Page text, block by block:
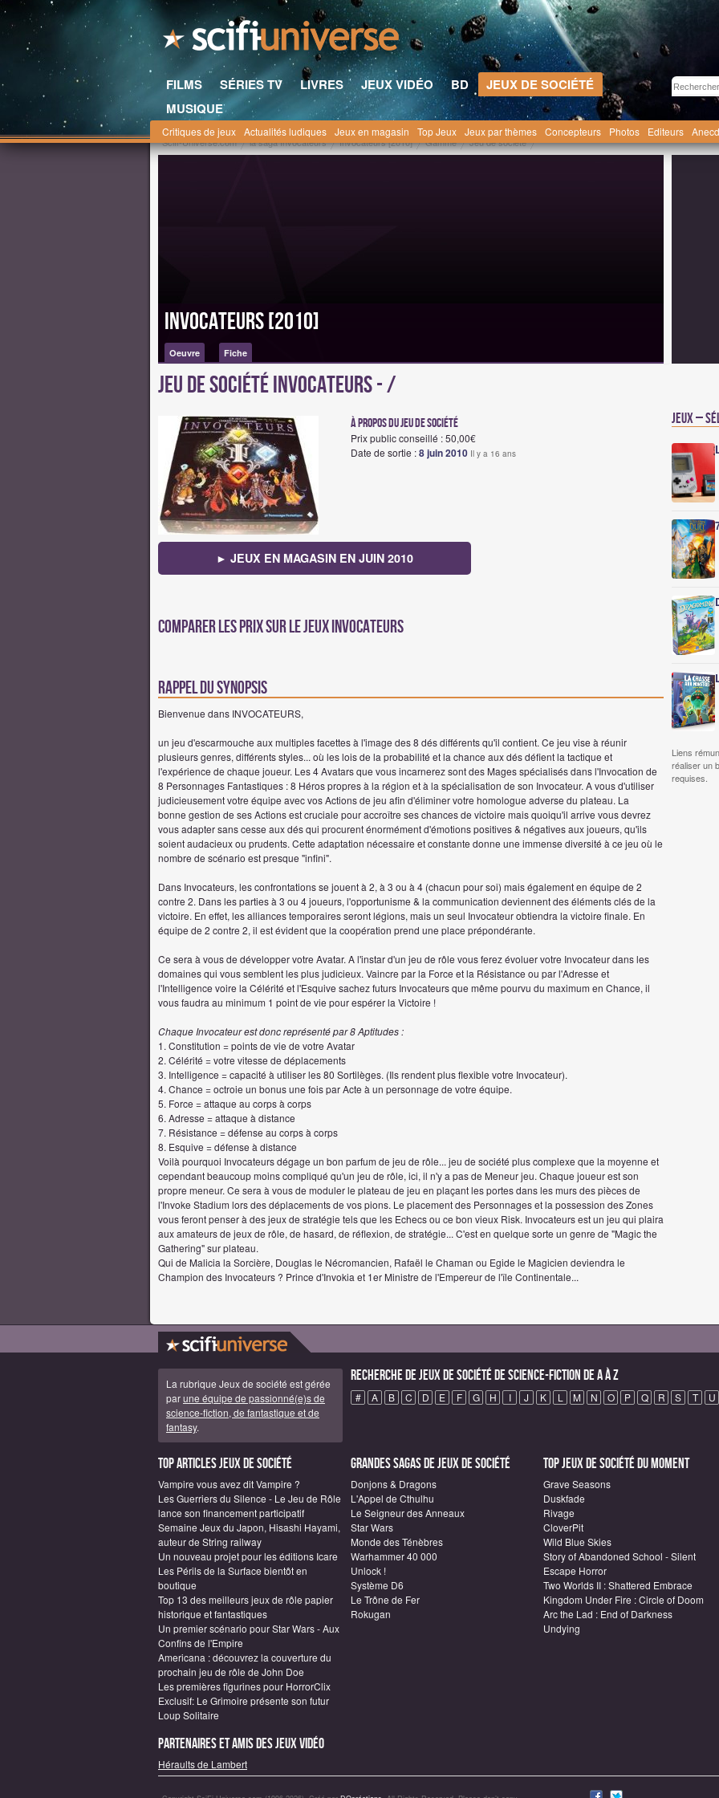
FILMS SÉRIES TV LIVRES JEUX VIDÉO BD
JEUX DE SOCIÉTÉ
MUSIQUE
Critiques de jeux Actualités ludiques Jeux en magasin Top Jeux Jeux par thèmes Concepteurs Photos Editeurs
Scifi-Universe.com la saga Invocateurs Invocateurs [2010] Gamme Jeu de société
Invocateurs [2010]
Oeuvre Fiche
Jeu de société Invocateurs - /
à propos du jeu de société
Prix public conseillé : 50,00€
Date de sortie :8 juin 2010 Il y a 16 ans
► JEUX EN MAGASIN EN JUIN 2010
Comparer les prix sur Le jeux Invocateurs
Rappel du synopsis
Bienvenue dans INVOCATEURS,
un jeu d'escarmouche aux multiples facettes à l'image des 8 dés différents qu'il contient. Ce jeu vise à réunir
plusieurs genres, différents styles... où les lois de la probabilité et la chance aux dés défient la tactique et
l'expérience de chaque joueur. Les 4 Avatars que vous incarnerez sont des Mages spécialisés dans l'Invocation de
8 Personnages Fantastiques : 8 Héros propres à la région et à la spécialisation de son Invocateur. A vous d'utiliser
judicieusement votre équipe avec vos Actions de jeu afin d'éliminer votre homologue adverse du plateau. La
bonne gestion de ses Actions est cruciale pour accroître ses chances de victoire mais quoiqu'il arrive vous devrez
vous adapter sans cesse aux dés qui procurent énormément d'émotions positives & négatives aux joueurs, qu'ils
soient audacieux ou prudents. Cette adaptation nécessaire et constante donne une immense diversité à ce jeu où le
nombre de scénario est presque "infini".
Dans Invocateurs, les confrontations se jouent à 2, à 3 ou à 4 (chacun pour soi) mais également en équipe de 2
contre 2. Dans les parties à 3 ou 4 joueurs, l'opportunisme & la communication deviennent des éléments clés de la
victoire. En effet, les alliances temporaires seront légions, mais un seul Invocateur obtiendra la victoire finale. En
équipe de 2 contre 2, il est évident que la coopération prend une place prépondérante.
Ce sera à vous de développer votre Avatar. A l'instar d'un jeu de rôle vous ferez évoluer votre Invocateur dans les
domaines qui vous semblent les plus judicieux. Vaincre par la Force et la Résistance ou par l'Adresse et
l'Intelligence voire la Célérité et l'Esquive sachez futurs Invocateurs que même pourvu du maximum en Chance, il
vous faudra au minimum 1 point de vie pour espérer la Victoire !
Chaque Invocateur est donc représenté par 8 Aptitudes :
1. Constitution = points de vie de votre Avatar
2. Célérité = votre vitesse de déplacements
3. Intelligence = capacité à utiliser les 80 Sortilèges. (Ils rendent plus flexible votre Invocateur).
4. Chance = octroie un bonus une fois par Acte à un personnage de votre équipe.
5. Force = attaque au corps à corps
6. Adresse = attaque à distance
7. Résistance = défense au corps à corps
8. Esquive = défense à distance
Voilà pourquoi Invocateurs dégage un bon parfum de jeu de rôle... jeu de société plus complexe que la moyenne et
cependant beaucoup moins compliqué qu'un jeu de rôle, ici, il n'y a pas de Meneur jeu. Chaque joueur est son
propre meneur. Ce sera à vous de moduler le plateau de jeu en plaçant les portes dans les murs des pièces de
l'Invoke Stadium lors des déplacements de vos pions. Le placement des Personnages et la possession des Zones
vous feront penser à des jeux de stratégie tels que les Echecs ou ce bon vieux Risk. Invocateurs est un jeu qui plaira
aux amateurs de jeux de rôle, de hasard, de réflexion, de stratégie... C'est en quelque sorte un genre de "Magic the
Gathering" sur plateau.
Qui de Malicia la Sorcière, Douglas le Nécromancien, Rafaël le Chaman ou Egide le Magicien deviendra le
Champion des Invocateurs ? Prince d'Invokia et 1er Ministre de l'Empereur de l'île Continentale...
Jeux –
Liens
réaliser un
requises.
La rubrique Jeux de société est gérée
parune équipe de passionné(e)s de
science-fiction, de fantastique et de
fantasy.
Recherche de Jeux de société de science-fiction de A à Z
# A B C D E F G H I J K L M N O P Q R S T U
Top articles Jeux de société
Vampire vous avez dit Vampire ?
Les Guerriers du Silence - Le Jeu de Rôle
lance son financement participatif
Semaine Jeux du Japon, Hisashi Hayami,
auteur de String railway
Un nouveau projet pour les éditions Icare
Les Périls de la Surface bientôt en
boutique
Top 13 des meilleurs jeux de rôle papier
historique et fantastiques
Un premier scénario pour Star Wars - Aux
Confins de l'Empire
Americana : découvrez la couverture du
prochain jeu de rôle de John Doe
Les premières figurines pour HorrorClix
Exclusif: Le Grimoire présente son futur
Loup Solitaire
Grandes sagas de Jeux de société
Donjons & Dragons
L'Appel de Cthulhu
Le Seigneur des Anneaux
Star Wars
Monde des Ténèbres
Warhammer 40 000
Unlock !
Système D6
Le Trône de Fer
Rokugan
Top Jeux de société du moment
Grave Seasons
Duskfade
Rivage
CloverPit
Wild Blue Skies
Story of Abandoned School - Silent
Escape Horror
Two Worlds II : Shattered Embrace
Kingdom Under Fire : Circle of Doom
Arc the Lad : End of Darkness
Undying
Partenaires et amis des jeux vidéo
Héraults de Lambert